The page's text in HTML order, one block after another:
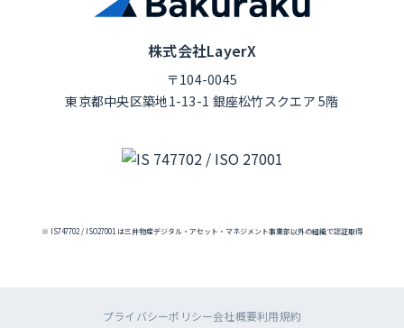
株式会社LayerX
〒104-0045
東京都中央区築地1-13-1 銀座松竹スクエア 5階
※ IS747702 / ISO27001 は三井物産デジタル・アセット・マネジメント事業部以外の組織で認証取得
プライバシーポリシー会社概要利用規約